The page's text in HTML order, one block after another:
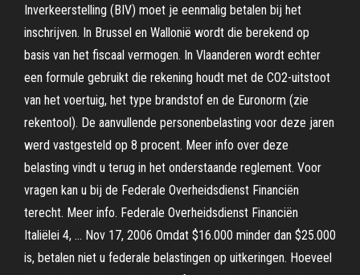
Inverkeerstelling (BIV) moet je eenmalig betalen bij het
inschrijven. In Brussel en Wallonië wordt die berekend op
basis van het fiscaal vermogen. In Vlaanderen wordt echter
een formule gebruikt die rekening houdt met de CO2-uitstoot
van het voertuig, het type brandstof en de Euronorm (zie
rekentool). De aanvullende personenbelasting voor deze jaren
werd vastgesteld op 8 procent. Meer info over deze
belasting vindt u terug in het onderstaande reglement. Voor
vragen kan u bij de Federale Overheidsdienst Financiën
terecht. Meer info. Federale Overheidsdienst Financiën
Italiëlei 4, … Nov 17, 2006 Omdat $16.000 minder dan $25.000
is, betalen niet u federale belastingen op uitkeringen. Hoeveel